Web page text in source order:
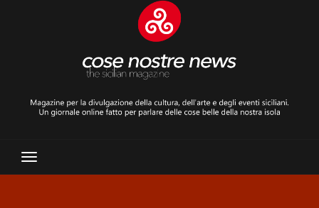
Toggle
Navigation